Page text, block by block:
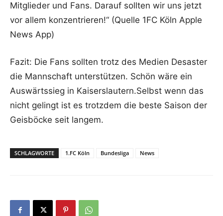
Mitglieder und Fans. Darauf sollten wir uns jetzt
vor allem konzentrieren!“ (Quelle 1FC Köln Apple
News App)
Fazit: Die Fans sollten trotz des Medien Desaster
die Mannschaft unterstützen. Schön wäre ein
Auswärtssieg in Kaiserslautern.Selbst wenn das
nicht gelingt ist es trotzdem die beste Saison der
Geisböcke seit langem.
SCHLAGWORTE 1.FC Köln Bundesliga News